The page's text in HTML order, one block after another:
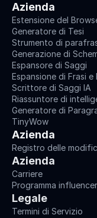
Azienda
Estensione del
Generatore di Tesi
Strumento di
Generazione di
Espansore di Saggi
Espansione di Frasi
Scrittore di Saggi IA
Riassuntore di
Generatore di
TinyWow
Azienda
Registro delle
Azienda
Carriere
Programma influencer
Legale
Termini di Servizio